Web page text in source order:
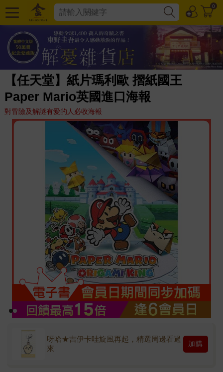
0
【任天堂】紙片瑪利歐 摺紙國王
Paper Mario英國進口海報
對冒險及解謎有愛的人必收海報
呀哈★吉伊卡哇旋風再起，精選周邊看過
來
加購